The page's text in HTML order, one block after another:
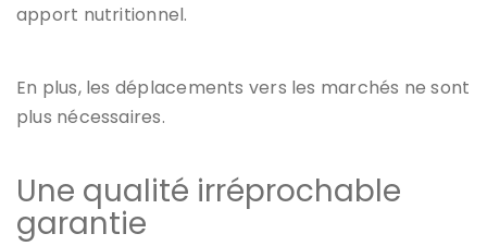
apport nutritionnel.
En plus, les déplacements vers les marchés ne sont
plus nécessaires.
Une qualité irréprochable
garantie